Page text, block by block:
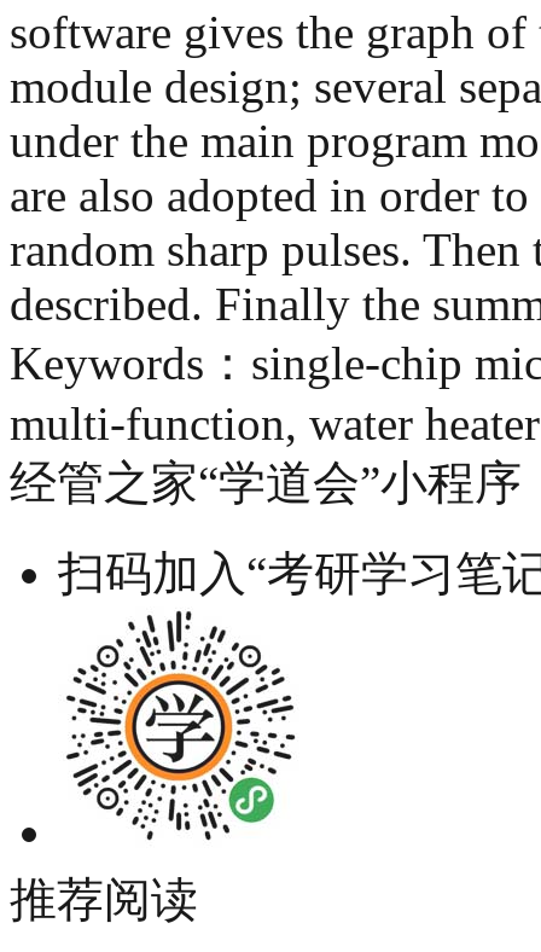
software gives the graph
module design; several
under the main program
are also adopted in order
random sharp pulses.
described. Finally the
Keywords：single-chip
multi-function, water heater
经管之家“学道会”小程序
扫码加入“考研学习笔
推荐阅读